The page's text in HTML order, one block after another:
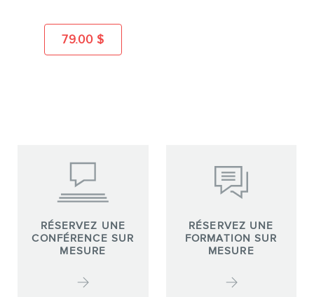
79.00 $
RÉSERVEZ UNE
CONFÉRENCE SUR
MESURE
RÉSERVEZ UNE
FORMATION SUR
MESURE